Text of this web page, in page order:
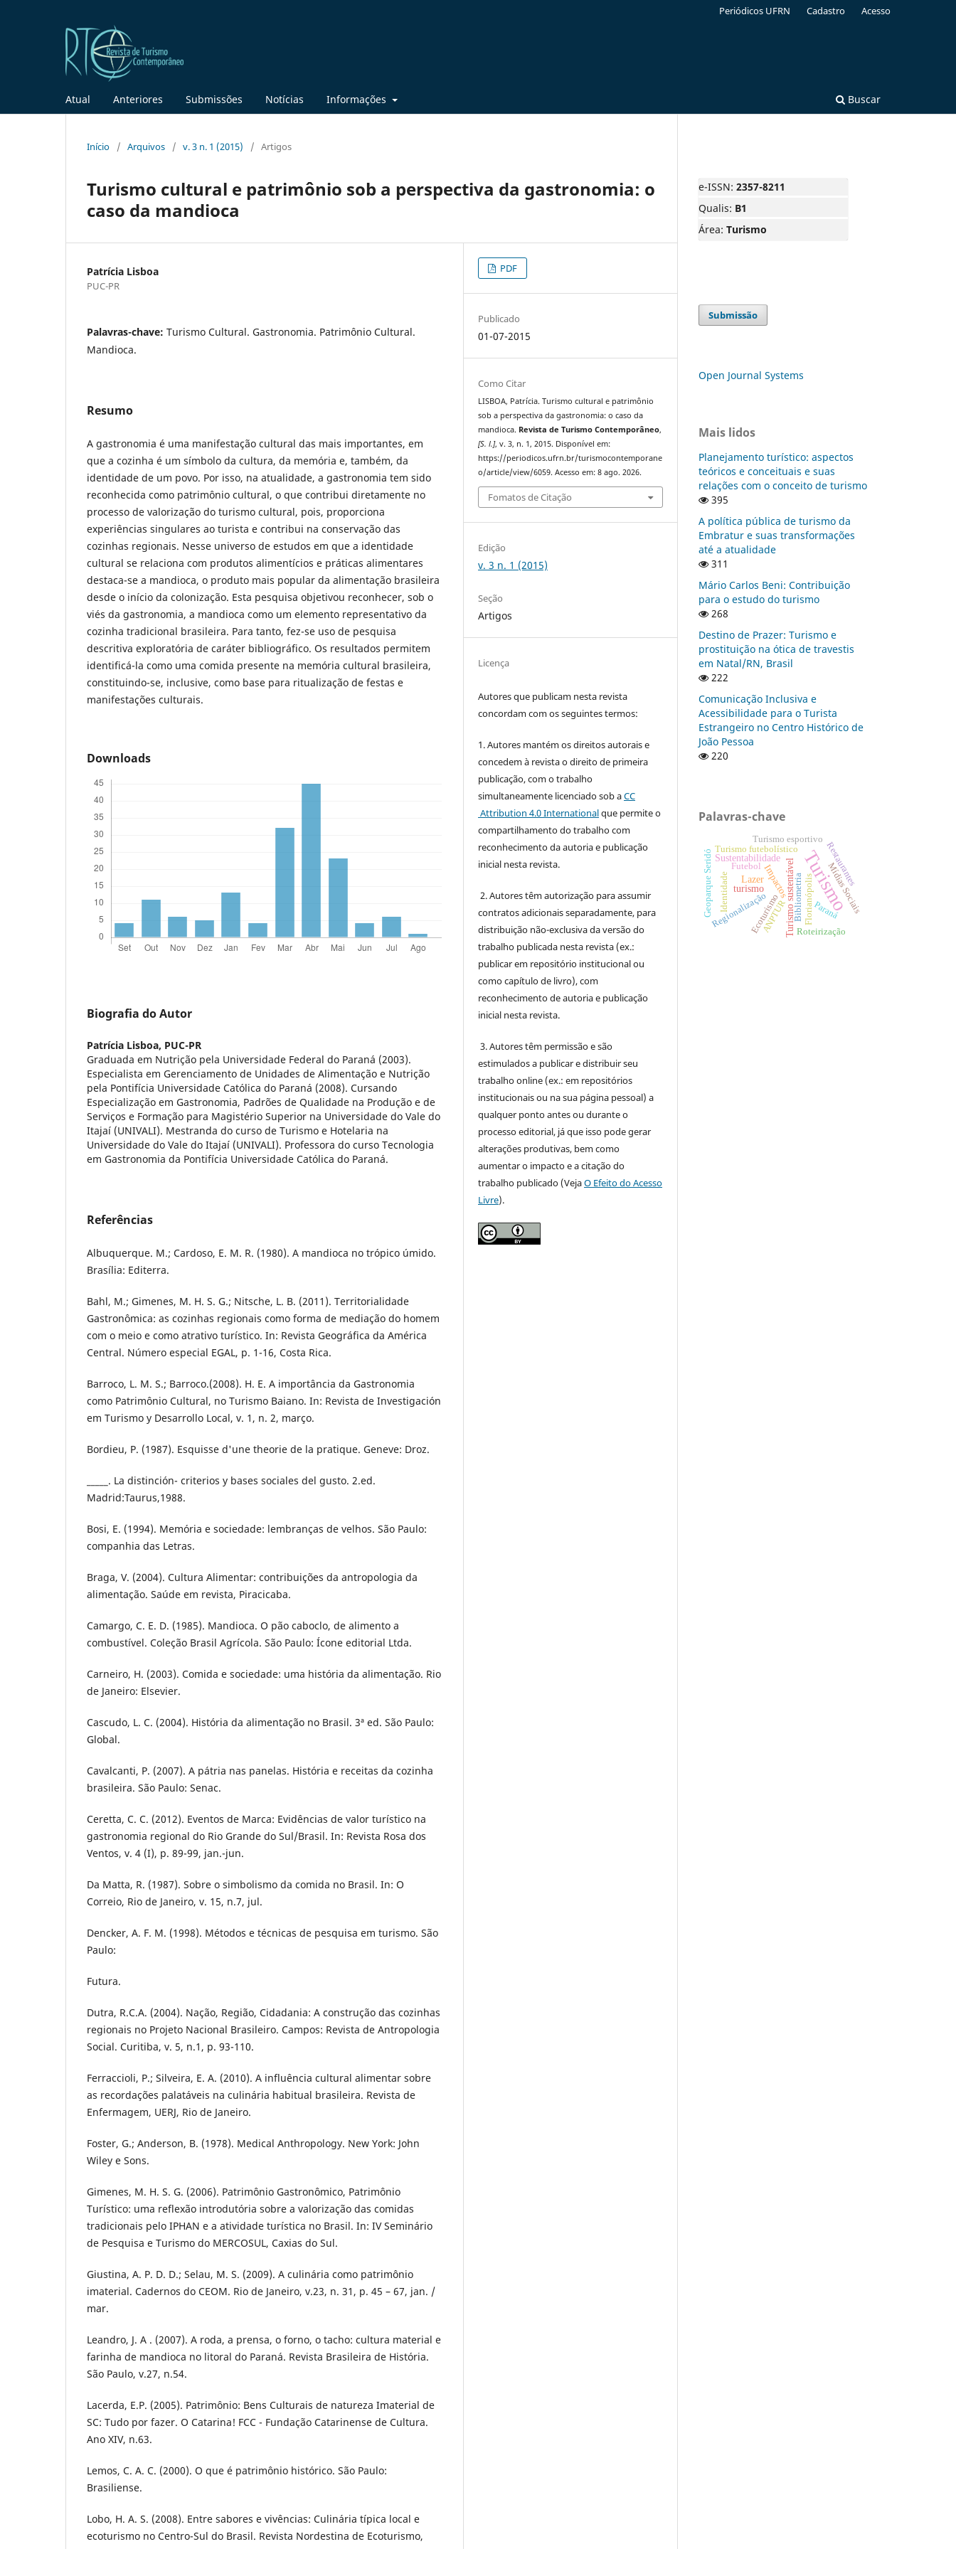
Atual Anteriores Submissões Notícias Informações Buscar
Periódicos UFRN Cadastro Acesso
Início / Arquivos / v. 3 n. 1 (2015) / Artigos
Turismo cultural e patrimônio sob a perspectiva da gastronomia: o
caso da mandioca
Patrícia Lisboa
PUC-PR
Palavras-chave: Turismo Cultural. Gastronomia. Patrimônio Cultural.
Mandioca.
Resumo
A gastronomia é uma manifestação cultural das mais importantes, em
que a cozinha é um símbolo da cultura, da memória e, também, da
identidade de um povo. Por isso, na atualidade, a gastronomia tem sido
reconhecida como patrimônio cultural, o que contribui diretamente no
processo de valorização do turismo cultural, pois, proporciona
experiências singulares ao turista e contribui na conservação das
cozinhas regionais. Nesse universo de estudos em que a identidade
cultural se relaciona com produtos alimentícios e práticas alimentares
destaca-se a mandioca, o produto mais popular da alimentação brasileira
desde o início da colonização. Esta pesquisa objetivou reconhecer, sob o
viés da gastronomia, a mandioca como um elemento representativo da
cozinha tradicional brasileira. Para tanto, fez-se uso de pesquisa
descritiva exploratória de caráter bibliográfico. Os resultados permitem
identificá-la como uma comida presente na memória cultural brasileira,
constituindo-se, inclusive, como base para ritualização de festas e
manifestações culturais.
Downloads
Biografia do Autor
Patrícia Lisboa, PUC-PR
Graduada em Nutrição pela Universidade Federal do Paraná (2003).
Especialista em Gerenciamento de Unidades de Alimentação e Nutrição
pela Pontifícia Universidade Católica do Paraná (2008). Cursando
Especialização em Gastronomia, Padrões de Qualidade na Produção e de
Serviços e Formação para Magistério Superior na Universidade do Vale do
Itajaí (UNIVALI). Mestranda do curso de Turismo e Hotelaria na
Universidade do Vale do Itajaí (UNIVALI). Professora do curso Tecnologia
em Gastronomia da Pontifícia Universidade Católica do Paraná.
Referências
Albuquerque. M.; Cardoso, E. M. R. (1980). A mandioca no trópico úmido.
Brasília: Editerra.
Bahl, M.; Gimenes, M. H. S. G.; Nitsche, L. B. (2011). Territorialidade
Gastronômica: as cozinhas regionais como forma de mediação do homem
com o meio e como atrativo turístico. In: Revista Geográfica da América
Central. Número especial EGAL, p. 1-16, Costa Rica.
Barroco, L. M. S.; Barroco.(2008). H. E. A importância da Gastronomia
como Patrimônio Cultural, no Turismo Baiano. In: Revista de Investigación
em Turismo y Desarrollo Local, v. 1, n. 2, março.
Bordieu, P. (1987). Esquisse d'une theorie de la pratique. Geneve: Droz.
_____. La distinción- criterios y bases sociales del gusto. 2.ed.
Madrid:Taurus,1988.
Bosi, E. (1994). Memória e sociedade: lembranças de velhos. São Paulo:
companhia das Letras.
Braga, V. (2004). Cultura Alimentar: contribuições da antropologia da
alimentação. Saúde em revista, Piracicaba.
Camargo, C. E. D. (1985). Mandioca. O pão caboclo, de alimento a
combustível. Coleção Brasil Agrícola. São Paulo: Ícone editorial Ltda.
Carneiro, H. (2003). Comida e sociedade: uma história da alimentação. Rio
de Janeiro: Elsevier.
Cascudo, L. C. (2004). História da alimentação no Brasil. 3ª ed. São Paulo:
Global.
Cavalcanti, P. (2007). A pátria nas panelas. História e receitas da cozinha
brasileira. São Paulo: Senac.
Ceretta, C. C. (2012). Eventos de Marca: Evidências de valor turístico na
gastronomia regional do Rio Grande do Sul/Brasil. In: Revista Rosa dos
Ventos, v. 4 (I), p. 89-99, jan.-jun.
Da Matta, R. (1987). Sobre o simbolismo da comida no Brasil. In: O
Correio, Rio de Janeiro, v. 15, n.7, jul.
Dencker, A. F. M. (1998). Métodos e técnicas de pesquisa em turismo. São
Paulo:
Futura.
Dutra, R.C.A. (2004). Nação, Região, Cidadania: A construção das cozinhas
regionais no Projeto Nacional Brasileiro. Campos: Revista de Antropologia
Social. Curitiba, v. 5, n.1, p. 93-110.
Ferraccioli, P.; Silveira, E. A. (2010). A influência cultural alimentar sobre
as recordações palatáveis na culinária habitual brasileira. Revista de
Enfermagem, UERJ, Rio de Janeiro.
Foster, G.; Anderson, B. (1978). Medical Anthropology. New York: John
Wiley e Sons.
Gimenes, M. H. S. G. (2006). Patrimônio Gastronômico, Patrimônio
Turístico: uma reflexão introdutória sobre a valorização das comidas
tradicionais pelo IPHAN e a atividade turística no Brasil. In: IV Seminário
de Pesquisa e Turismo do MERCOSUL, Caxias do Sul.
Giustina, A. P. D. D.; Selau, M. S. (2009). A culinária como patrimônio
imaterial. Cadernos do CEOM. Rio de Janeiro, v.23, n. 31, p. 45 – 67, jan. /
mar.
Leandro, J. A . (2007). A roda, a prensa, o forno, o tacho: cultura material e
farinha de mandioca no litoral do Paraná. Revista Brasileira de História.
São Paulo, v.27, n.54.
Lacerda, E.P. (2005). Patrimônio: Bens Culturais de natureza Imaterial de
SC: Tudo por fazer. O Catarina! FCC - Fundação Catarinense de Cultura.
Ano XIV, n.63.
Lemos, C. A. C. (2000). O que é patrimônio histórico. São Paulo:
Brasiliense.
Lobo, H. A. S. (2008). Entre sabores e vivências: Culinária típica local e
ecoturismo no Centro-Sul do Brasil. Revista Nordestina de Ecoturismo,
PDF
Publicado
01-07-2015
Como Citar
LISBOA, Patrícia. Turismo cultural e patrimônio
sob a perspectiva da gastronomia: o caso da
mandioca. Revista de Turismo Contemporâneo,
[S. l.], v. 3, n. 1, 2015. Disponível em:
https://periodicos.ufrn.br/turismocontemporane
o/article/view/6059. Acesso em: 8 ago. 2026.
Fomatos de Citação
Edição
v. 3 n. 1 (2015)
Seção
Artigos
Licença
Autores que publicam nesta revista
concordam com os seguintes termos:
1. Autores mantém os direitos autorais e
concedem à revista o direito de primeira
publicação, com o trabalho
simultaneamente licenciado sob aCC
Attribution 4.0 Internationalque permite o
compartilhamento do trabalho com
reconhecimento da autoria e publicação
inicial nesta revista.
2. Autores têm autorização para assumir
contratos adicionais separadamente, para
distribuição não-exclusiva da versão do
trabalho publicada nesta revista (ex.:
publicar em repositório institucional ou
como capítulo de livro), com
reconhecimento de autoria e publicação
inicial nesta revista.
3. Autores têm permissão e são
estimulados a publicar e distribuir seu
trabalho online (ex.: em repositórios
institucionais ou na sua página pessoal) a
qualquer ponto antes ou durante o
processo editorial, já que isso pode gerar
alterações produtivas, bem como
aumentar o impacto e a citação do
trabalho publicado (VejaO Efeito do Acesso
Livre).
e-ISSN: 2357-8211
Qualis: B1
Área: Turismo
Submissão
Open Journal Systems
Mais lidos
Planejamento turístico: aspectos
teóricos e conceituais e suas
relações com o conceito de turismo
395
A política pública de turismo da
Embratur e suas transformações
até a atualidade
311
Mário Carlos Beni: Contribuição
para o estudo do turismo
268
Destino de Prazer: Turismo e
prostituição na ótica de travestis
em Natal/RN, Brasil
222
Comunicação Inclusiva e
Acessibilidade para o Turista
Estrangeiro no Centro Histórico de
João Pessoa
220
Palavras-chave
Turismo
Turismo sustentável
turismoImpactos
Lazer
Sustentabilidade
Ecoturismo Florianópolis Mídias Sociais
Regionalização
Restaurantes
Paraná
Bibliometria
Identidade
Turismo futebolístico
Turismo esportivo
Futebol
ANPTUR Roteirização
Geoparque Seridó